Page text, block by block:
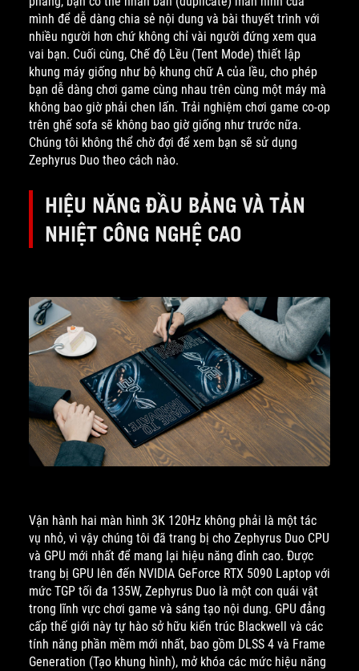
mình để dễ dàng chia sẻ nội dung và bài thuyết trình với
nhiều người hơn chứ không chỉ vài người đứng xem qua
vai bạn. Cuối cùng, Chế độ Lều (Tent Mode) thiết lập
khung máy giống như bộ khung chữ A của lều, cho phép
bạn dễ dàng chơi game cùng nhau trên cùng một máy mà
không bao giờ phải chen lấn. Trải nghiệm chơi game co-op
trên ghế sofa sẽ không bao giờ giống như trước nữa.
Chúng tôi không thể chờ đợi để xem bạn sẽ sử dụng
Zephyrus Duo theo cách nào.
HIỆU NĂNG ĐẦU BẢNG VÀ TẢN
NHIỆT CÔNG NGHỆ CAO
Vận hành hai màn hình 3K 120Hz không phải là một tác
vụ nhỏ, vì vậy chúng tôi đã trang bị cho Zephyrus Duo CPU
và GPU mới nhất để mang lại hiệu năng đỉnh cao. Được
trang bị GPU lên đến NVIDIA GeForce RTX 5090 Laptop với
mức TGP tối đa 135W, Zephyrus Duo là một con quái vật
trong lĩnh vực chơi game và sáng tạo nội dung. GPU đẳng
cấp thế giới này tự hào sở hữu kiến trúc Blackwell và các
tính năng phần mềm mới nhất, bao gồm DLSS 4 và Frame
Generation (Tạo khung hình), mở khóa các mức hiệu năng